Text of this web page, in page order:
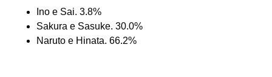
Ino e Sai. 3.8%
Sakura e Sasuke. 30.0%
Naruto e Hinata. 66.2%